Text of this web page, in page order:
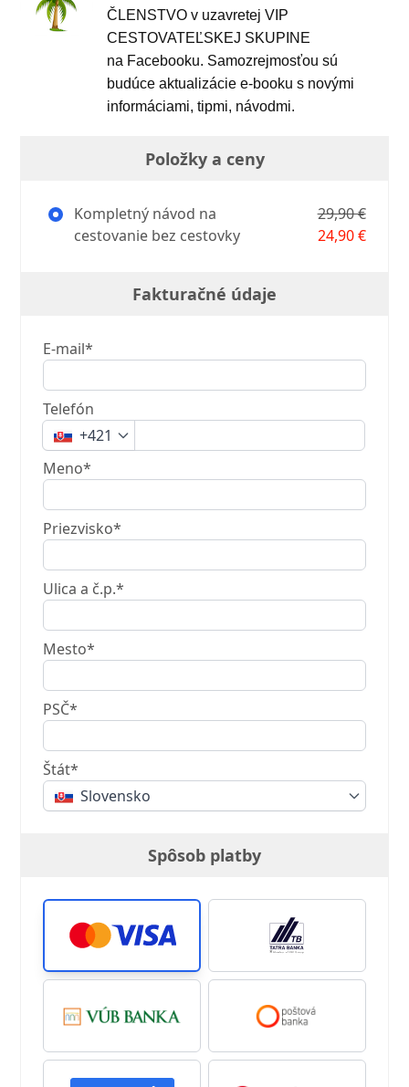
ČLENSTVO v uzavretej VIP
CESTOVATEĽSKEJ SKUPINE
na Facebooku. Samozrejmosťou sú
budúce aktualizácie e-booku s novými
informáciami, tipmi, návodmi.
Položky a ceny
Kompletný návod na
cestovanie bez cestovky
29,90 €
24,90 €
Fakturačné údaje
E-mail*
Telefón
+421
Meno*
Priezvisko*
Ulica a č.p.*
Mesto*
PSČ*
Štát*
Slovensko
Spôsob platby